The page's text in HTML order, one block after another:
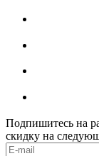
Подпишитесь на
скидку на